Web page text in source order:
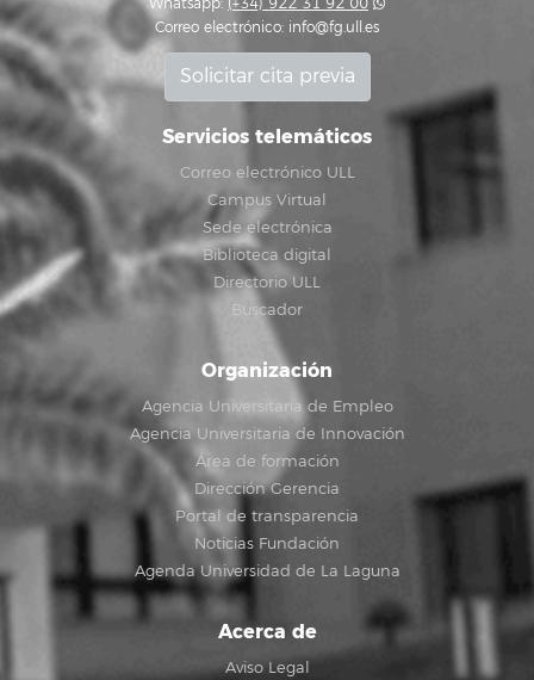
Whatsapp: (+34) 922 31 92 00
Correo electrónico: info@fg.ull.es
Solicitar cita previa
Servicios telemáticos
Correo electrónico ULL
Campus Virtual
Sede electrónica
Biblioteca digital
Directorio ULL
Buscador
Organización
Agencia Universitaria de Empleo
Agencia Universitaria de Innovación
Área de formación
Dirección Gerencia
Portal de transparencia
Noticias Fundación
Agenda Universidad de La Laguna
Acerca de
Aviso Legal